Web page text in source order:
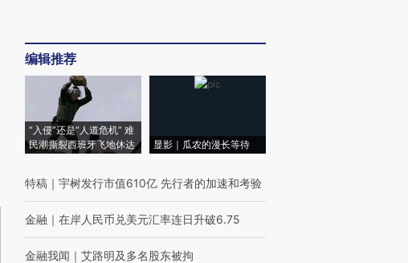
编辑推荐
“入侵”还是“人道危机” 难
民潮撕裂西班牙飞地休达
显影｜瓜农的漫长等待
特稿 ｜ 宇树发行市值610亿 先行者的加速和考验
金融 ｜ 在岸人民币兑美元汇率连日升破6.75
金融我闻 ｜ 艾路明及多名股东被拘